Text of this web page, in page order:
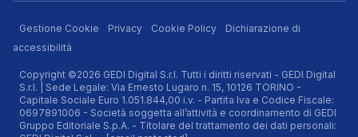
Gestione Cookie Privacy Cookie Policy
Dichiarazione di
accessibilità
Copyright ©2026 GEDI Digital S.r.l. Tutti i diritti riservati - GEDI Digital
S.r.l. | Sede Legale: Via Ernesto Lugaro n. 15, 10126 TORINO -
Capitale Sociale Euro 1.051.844,00 i.v. - Partita Iva e Codice Fiscale:
0697891006 - Società soggetta all’attività e coordinamento di GEDI
Gruppo Editoriale S.p.A. - Titolare del trattamento dei dati personali: